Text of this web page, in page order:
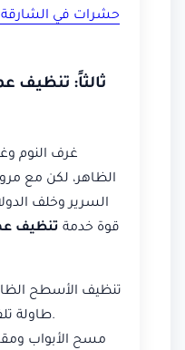
حشرات في الشارقة
ثالثاً: تنظيف
غرف النوم
الظاهر، لكن مع
السرير وخلف
قوة خدمة تنظيف
تنظيف الأسطح
طاولة تلفزيون، رفوف، مكتبات.
مسح الأبواب